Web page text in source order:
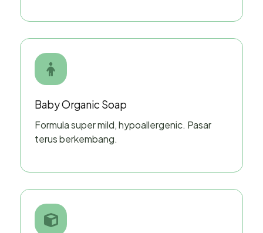
Baby Organic Soap
Formula super mild, hypoallergenic. Pasar
terus berkembang.